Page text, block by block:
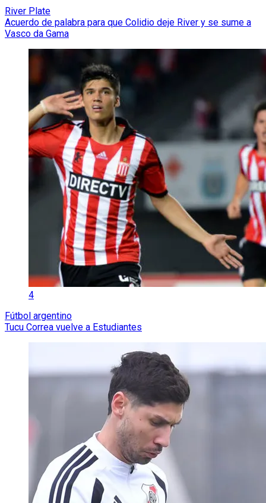
River Plate
Acuerdo de palabra para que Colidio deje River y se sume a
Vasco da Gama
4
Fútbol argentino
Tucu Correa vuelve a Estudiantes